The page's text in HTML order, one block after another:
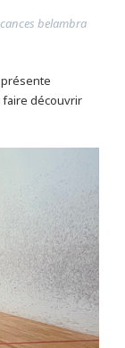
belambra
présente
découvrir